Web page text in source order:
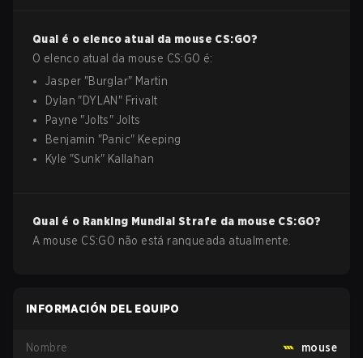
Qual é o elenco atual da mouse CS:GO?
O elenco atual da mouse CS:GO é:
Jasper "Burglar" Martin
Dylan "DYLAN " Frivalt
Payne "Jolts" Jolts
Benjamin "Panic" Keeping
Kyle "Sunk" Kallahan
Qual é o Ranking Mundial Strafe da mouse CS:GO?
A mouse CS:GO não está ranqueada atualmente.
INFORMACIÓN DEL EQUIPO
Nombre mouse